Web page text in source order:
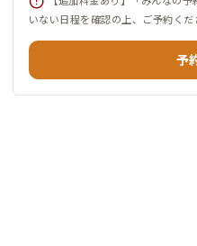
いない日程を確認の上、ご予約くだ
予